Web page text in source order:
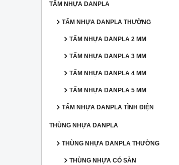
TẤM NHỰA DANPLA
TẤM NHỰA DANPLA THƯỜNG
TẤM NHỰA DANPLA 2 MM
TẤM NHỰA DANPLA 3 MM
TẤM NHỰA DANPLA 4 MM
TẤM NHỰA DANPLA 5 MM
TẤM NHỰA DANPLA TĨNH ĐIỆN
THÙNG NHỰA DANPLA
THÙNG NHỰA DANPLA THƯỜNG
THÙNG NHỰA CÓ SẴN